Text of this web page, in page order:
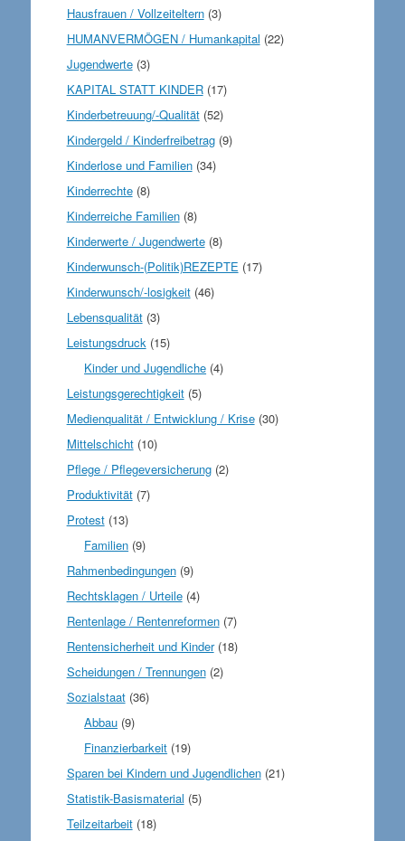
Hausfrauen / Vollzeiteltern(3)
HUMANVERMÖGEN / Humankapital (22)
Jugendwerte(3)
KAPITAL STATT KINDER(17)
Kinderbetreuung/-Qualität(52)
Kindergeld / Kinderfreibetrag(9)
Kinderlose und Familien(34)
Kinderrechte(8)
Kinderreiche Familien(8)
Kinderwerte / Jugendwerte(8)
Kinderwunsch-(Politik)REZEPTE (17)
Kinderwunsch/-losigkeit(46)
Lebensqualität(3)
Leistungsdruck (15)
Kinder und Jugendliche (4)
Leistungsgerechtigkeit(5)
Medienqualität / Entwicklung / Krise(30)
Mittelschicht(10)
Pflege / Pflegeversicherung(2)
Produktivität(7)
Protest(13)
Familien (9)
Rahmenbedingungen(9)
Rechtsklagen / Urteile(4)
Rentenlage / Rentenreformen(7)
Rentensicherheit und Kinder(18)
Scheidungen / Trennungen(2)
Sozialstaat(36)
Abbau (9)
Finanzierbarkeit (19)
Sparen bei Kindern und Jugendlichen(21)
Statistik-Basismaterial (5)
Teilzeitarbeit(18)